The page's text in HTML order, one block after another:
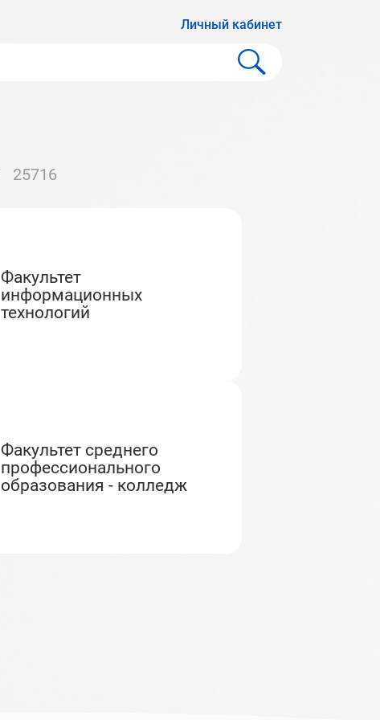
Личный кабинет
25716
Факультет
информационных
технологий
Факультет среднего
профессионального
образования - колледж